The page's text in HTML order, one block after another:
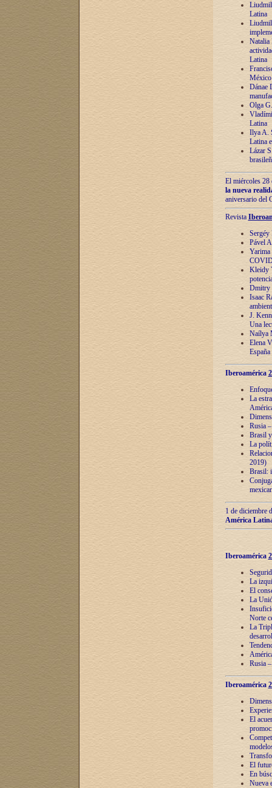
Latina
Natalia
Latina
México
Dánae
Olga
Latina
Ilya A.
Latina
Lázar
El miércoles 28
la nueva
aniversario del
Revista
Sergéy
Pável
Yarima
Kleidy
Dmitry
Isaac
J.
Una
Naílya
Elena
España
Iberoamérica
La
Rusia
Brasil
La
2019)
Brasil:
1 de diciembre
América
Iberoamérica
La
El
La
Norte
La
Rusia
Iberoamérica
El
El
En
Nueva